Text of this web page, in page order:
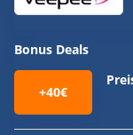
Bonus Deals
+40€